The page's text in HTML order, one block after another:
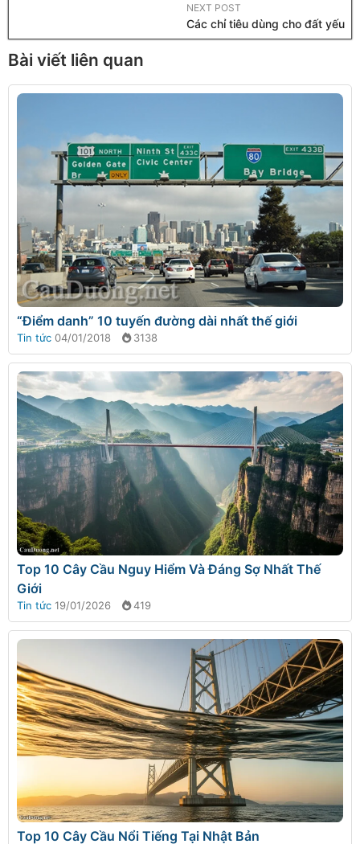
NEXT POST
Các chỉ tiêu dùng cho đất yếu
Bài viết liên quan
“Điểm danh” 10 tuyến đường dài nhất thế giới
Tin tức 04/01/2018 3138
Top 10 Cây Cầu Nguy Hiểm Và Đáng Sợ Nhất Thế
Giới
Tin tức 19/01/2026 419
Top 10 Cây Cầu Nổi Tiếng Tại Nhật Bản